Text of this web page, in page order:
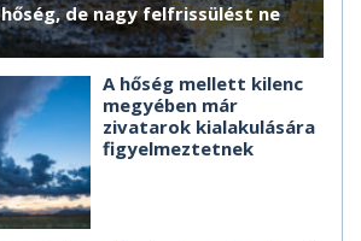
de nagy felfrissülést ne
A hőség mellett kilenc
megyében már
zivatarok kialakulására
figyelmeztetnek